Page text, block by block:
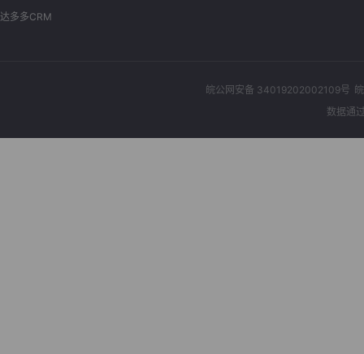
达多多CRM
皖公网安备 34019202002109号
数据通